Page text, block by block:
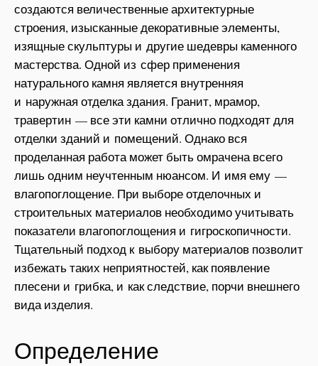
создаются величественные архитектурные
строения, изысканные декоративные элементы,
изящные скульптуры и другие шедевры каменного
мастерства. Одной из сфер применения
натурального камня является внутренняя
и наружная отделка здания. Гранит, мрамор,
травертин — все эти камни отлично подходят для
отделки зданий и помещений. Однако вся
проделанная работа может быть омрачена всего
лишь одним неучтенным нюансом. И имя ему —
влагопоглощение. При выборе отделочных и
строительных материалов необходимо учитывать
показатели влагопоглощения и гигроскопичности.
Тщательный подход к выбору материалов позволит
избежать таких неприятностей, как появление
плесени и грибка, и как следствие, порчи внешнего
вида изделия.
Определение